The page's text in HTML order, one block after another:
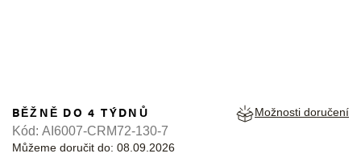
BĚŽNĚ DO 4 TÝDNŮ
Můžeme doručit do: 08.09.2026
Možnosti doručení
Kód: AI6007-CRM72-130-7